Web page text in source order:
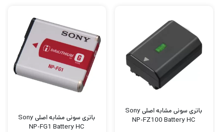
باتری سونی مشابه اصلی Sony
NP-FZ100 Battery HC
باتری سونی مشابه اصلی Sony
NP-FG1 Battery HC